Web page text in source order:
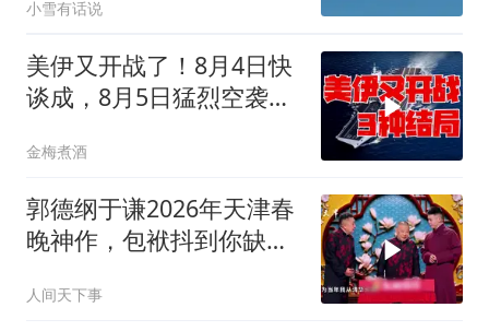
小雪有话说
美伊又开战了！8月4日快
谈成，8月5日猛烈空袭，
金梅煮酒
郭德纲于谦2026年天津春
晚神作，包袱抖到你缺氧
人间天下事